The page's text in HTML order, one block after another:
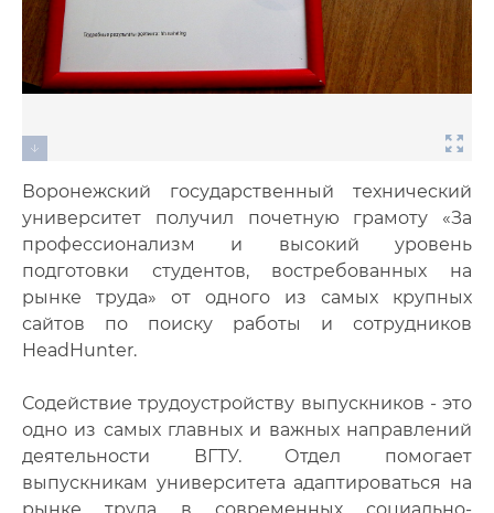
Воронежский государственный технический
университет получил почетную грамоту «За
профессионализм и высокий уровень
подготовки студентов, востребованных на
рынке труда» от одного из самых крупных
сайтов по поиску работы и сотрудников
HeadHunter.
Содействие трудоустройству выпускников - это
одно из самых главных и важных направлений
деятельности ВГТУ. Отдел помогает
выпускникам университета адаптироваться на